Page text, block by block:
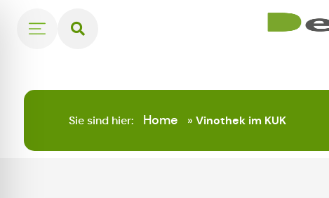
Sie sind hier: Home » Vinothek im KUK